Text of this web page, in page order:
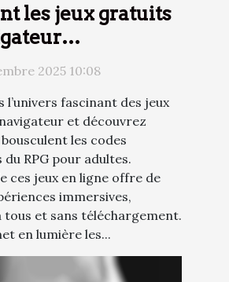
les jeux gratuits
le RPG pour
2025 10:08
l’univers fascinant des jeux
et découvrez
les codes
RPG pour adultes.
ces jeux en ligne offre de
immersives,
tous et sans téléchargement.
en lumière les...